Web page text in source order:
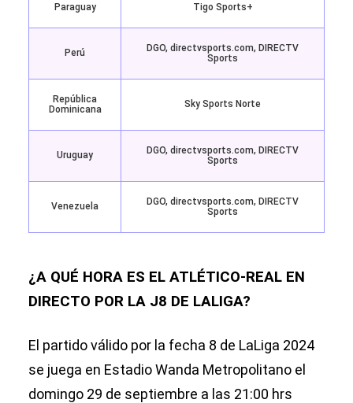
Paraguay Tigo Sports+
Perú
DGO, directvsports.com, DIRECTV
Sports
República
Dominicana
Sky Sports Norte
Uruguay
DGO, directvsports.com, DIRECTV
Sports
Venezuela
DGO, directvsports.com, DIRECTV
Sports
¿A QUÉ HORA ES EL ATLÉTICO-REAL EN
DIRECTO POR LA J8 DE LALIGA?
El partido válido por la fecha 8 de LaLiga 2024
se juega en Estadio Wanda Metropolitano el
domingo 29 de septiembre a las 21:00 hrs